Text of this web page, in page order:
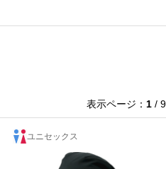
表示ページ： 1 / 9
ユニセックス